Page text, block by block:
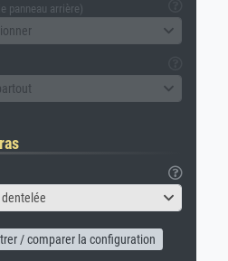
panneau arrière)
/ comparer la configuration